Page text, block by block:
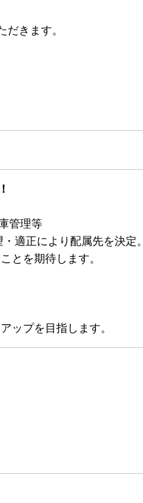
きます。
管理等
適正により配属先を決定。
とを期待します。
ップを目指します。